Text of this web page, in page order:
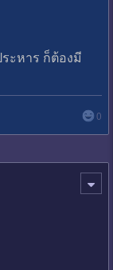
ะหาร ก็ต้องมี
0